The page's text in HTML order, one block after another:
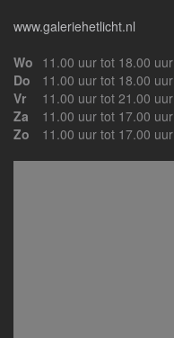
www.galeriehetlicht.nl
Wo 11.00 uur tot 18.00 uur
Do
11.00 uur tot 18.00 uur
Vr
11.00 uur tot 21.00 uur
Za
11.00 uur tot 17.00 uur
Zo
11.00 uur tot 17.00 uur